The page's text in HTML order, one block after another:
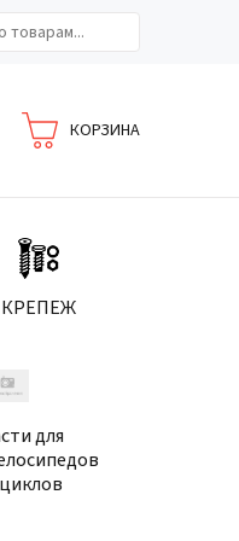
КОРЗИНА
КРЕПЕЖ
для